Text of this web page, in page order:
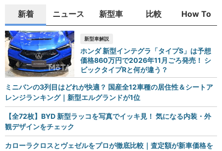
新着 ニュース 新型車 比較 How To
新型車解説
ホンダ 新型インテグラ「タイプS」は予想
価格860万円で2026年11月ごろ発売！ シ
ビックタイプRと何が違う？
ミニバンの3列目はどれが快適？ 国産全12車種の居住性＆シートア
レンジランキング｜新型エルグランドが1位
【全72枚】BYD 新型ラッコを写真でイッキ見！ 気になる内装・外
観デザインをチェック
カローラクロスとヴェゼルをプロが徹底比較｜査定額が新車価格を